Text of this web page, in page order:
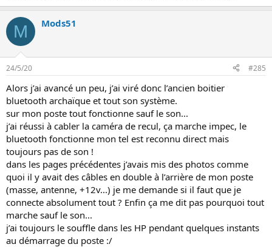
M Mods51
24/5/20 #285
Alors j’ai avancé un peu, j’ai viré donc l’ancien boitier
bluetooth archaïque et tout son système.
sur mon poste tout fonctionne sauf le son...
j’ai réussi à cabler la caméra de recul, ça marche impec, le
bluetooth fonctionne mon tel est reconnu direct mais
toujours pas de son !
dans les pages précédentes j’avais mis des photos comme
quoi il y avait des câbles en double à l’arrière de mon poste
(masse, antenne, +12v...) je me demande si il faut que je
connecte absolument tout ? Enfin ça me dit pas pourquoi tout
marche sauf le son...
j’ai toujours le souffle dans les HP pendant quelques instants
au démarrage du poste :/